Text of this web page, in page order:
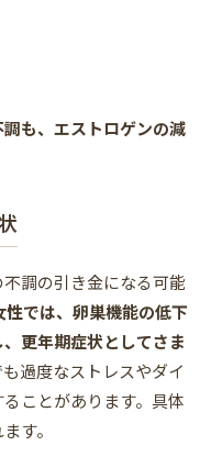
も、エストロゲンの減
調の引き金になる可能
では、卵巣機能の低下
更年期症状としてさま
過度なストレスやダイ
ことがあります。具体
す。